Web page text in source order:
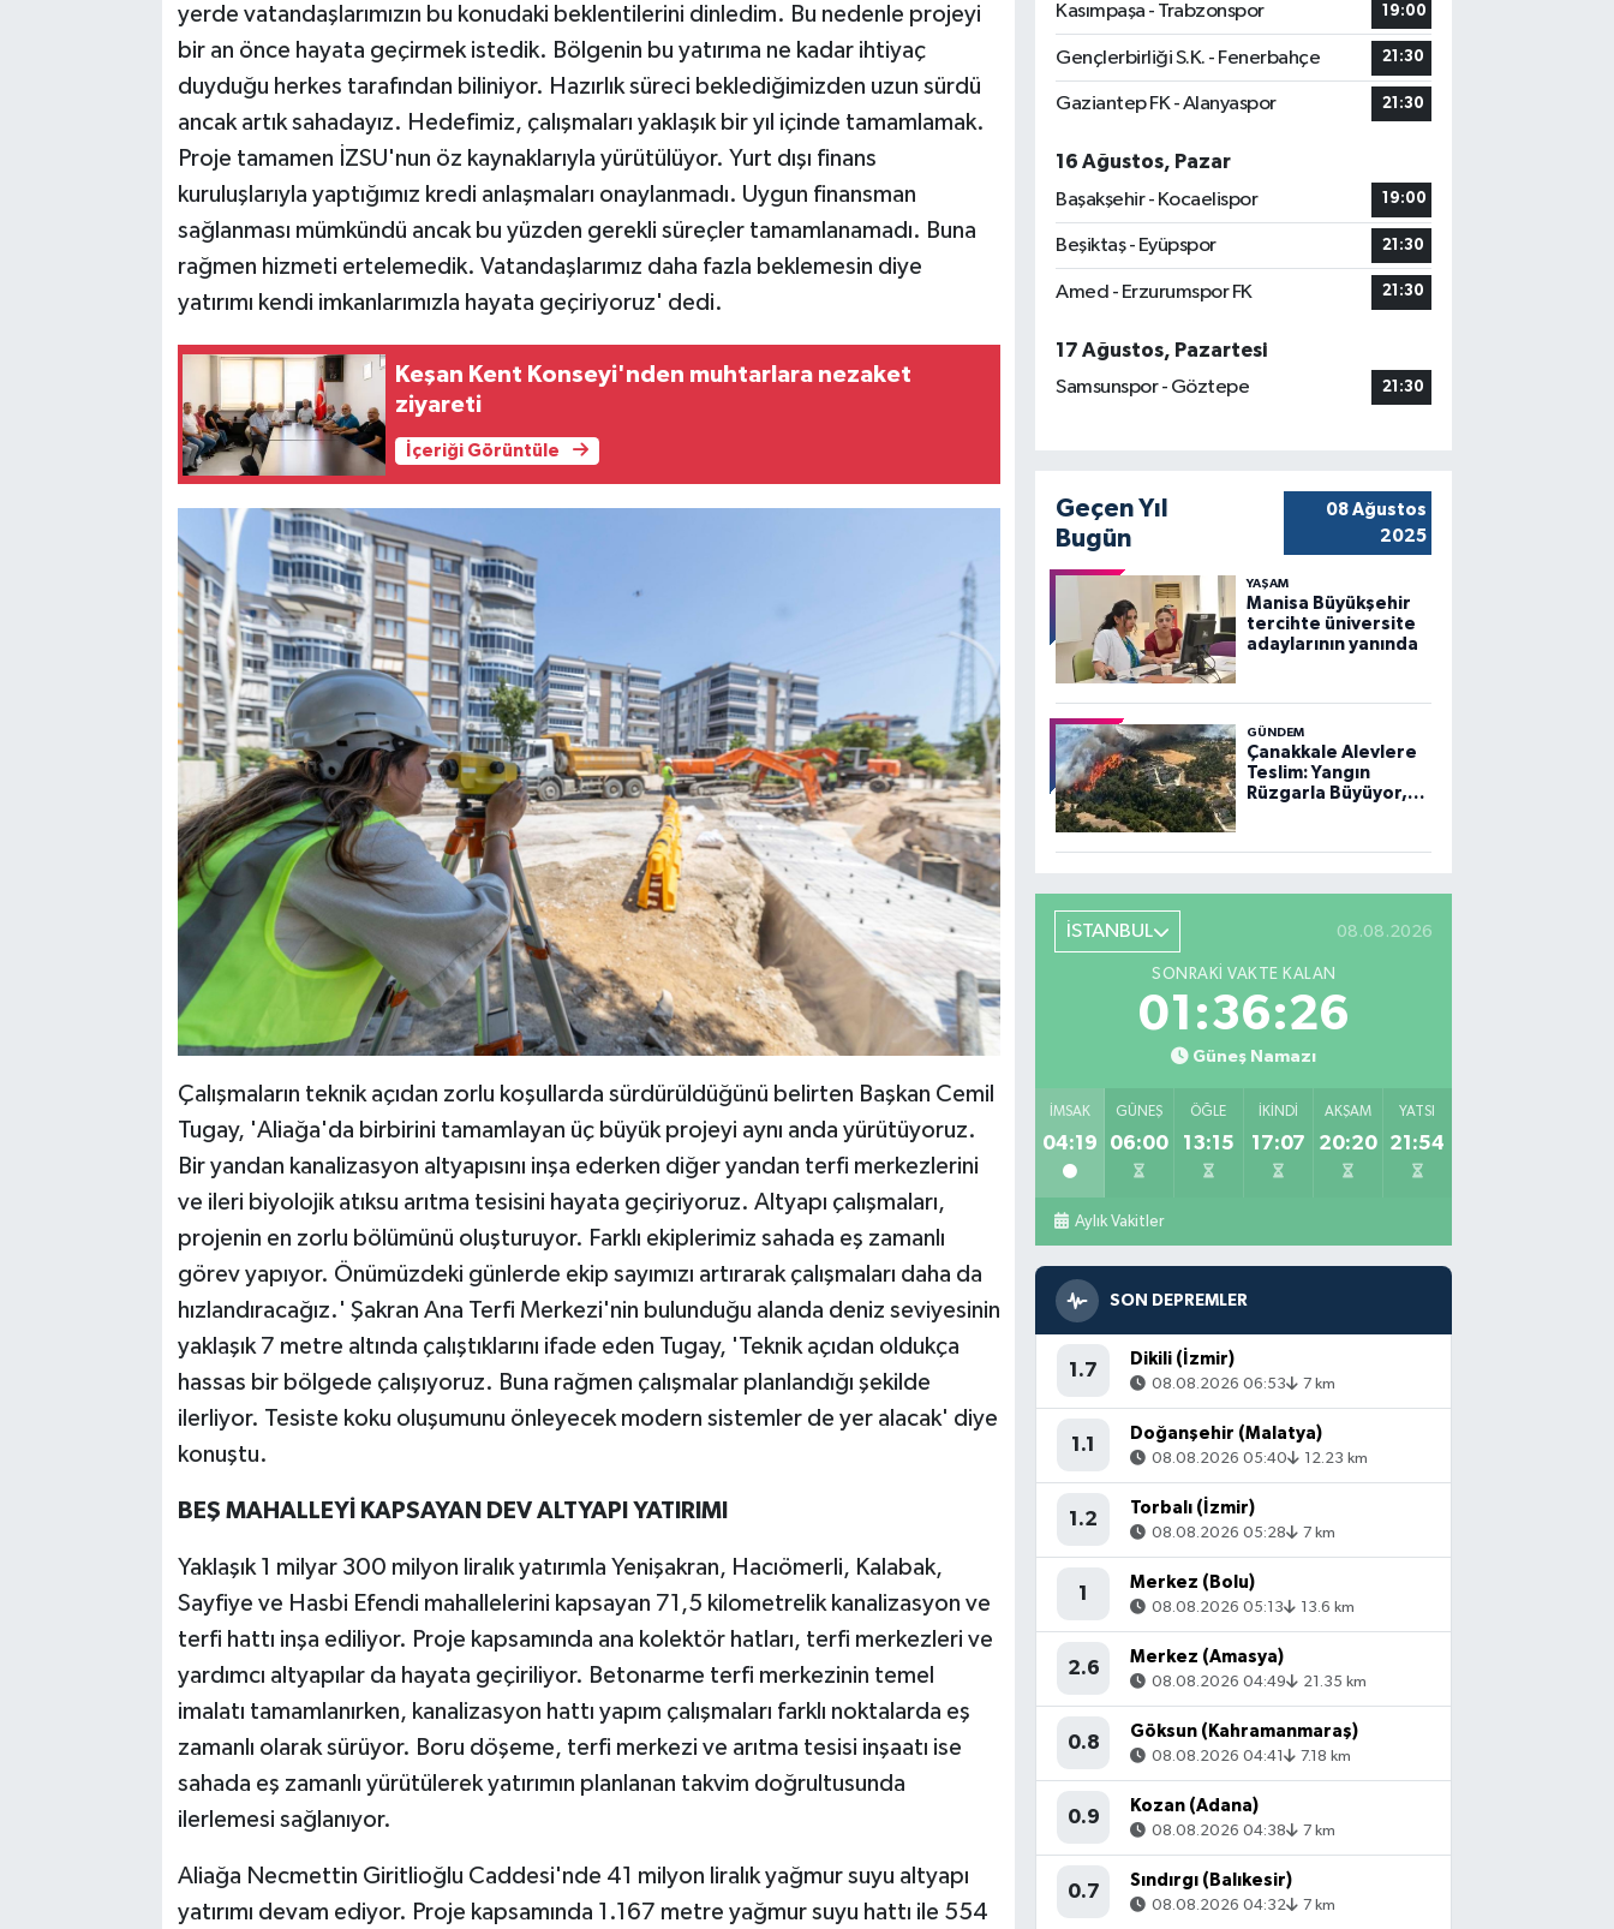
yerde vatandaşlarımızın bu konudaki beklentilerini dinledim. Bu nedenle projeyi
bir an önce hayata geçirmek istedik. Bölgenin bu yatırıma ne kadar ihtiyaç
duyduğu herkes tarafından biliniyor. Hazırlık süreci beklediğimizden uzun sürdü
ancak artık sahadayız. Hedefimiz, çalışmaları yaklaşık bir yıl içinde tamamlamak.
Proje tamamen İZSU'nun öz kaynaklarıyla yürütülüyor. Yurt dışı finans
kuruluşlarıyla yaptığımız kredi anlaşmaları onaylanmadı. Uygun finansman
sağlanması mümkündü ancak bu yüzden gerekli süreçler tamamlanamadı. Buna
rağmen hizmeti ertelemedik. Vatandaşlarımız daha fazla beklemesin diye
yatırımı kendi imkanlarımızla hayata geçiriyoruz' dedi.
Keşan Kent Konseyi'nden muhtarlara nezaket
ziyareti
İçeriği Görüntüle
Çalışmaların teknik açıdan zorlu koşullarda sürdürüldüğünü belirten Başkan Cemil
Tugay, 'Aliağa'da birbirini tamamlayan üç büyük projeyi aynı anda yürütüyoruz.
Bir yandan kanalizasyon altyapısını inşa ederken diğer yandan terfi merkezlerini
ve ileri biyolojik atıksu arıtma tesisini hayata geçiriyoruz. Altyapı çalışmaları,
projenin en zorlu bölümünü oluşturuyor. Farklı ekiplerimiz sahada eş zamanlı
görev yapıyor. Önümüzdeki günlerde ekip sayımızı artırarak çalışmaları daha da
hızlandıracağız.' Şakran Ana Terfi Merkezi'nin bulunduğu alanda deniz seviyesinin
yaklaşık 7 metre altında çalıştıklarını ifade eden Tugay, 'Teknik açıdan oldukça
hassas bir bölgede çalışıyoruz. Buna rağmen çalışmalar planlandığı şekilde
ilerliyor. Tesiste koku oluşumunu önleyecek modern sistemler de yer alacak' diye
konuştu.
BEŞ MAHALLEYİ KAPSAYAN DEV ALTYAPI YATIRIMI
Yaklaşık 1 milyar 300 milyon liralık yatırımla Yenişakran, Hacıömerli, Kalabak,
Sayfiye ve Hasbi Efendi mahallelerini kapsayan 71,5 kilometrelik kanalizasyon ve
terfi hattı inşa ediliyor. Proje kapsamında ana kolektör hatları, terfi merkezleri ve
yardımcı altyapılar da hayata geçiriliyor. Betonarme terfi merkezinin temel
imalatı tamamlanırken, kanalizasyon hattı yapım çalışmaları farklı noktalarda eş
zamanlı olarak sürüyor. Boru döşeme, terfi merkezi ve arıtma tesisi inşaatı ise
sahada eş zamanlı yürütülerek yatırımın planlanan takvim doğrultusunda
ilerlemesi sağlanıyor.
Aliağa Necmettin Giritlioğlu Caddesi'nde 41 milyon liralık yağmur suyu altyapı
yatırımı devam ediyor. Proje kapsamında 1.167 metre yağmur suyu hattı ile 554
Kasımpaşa - Trabzonspor 19:00
Gençlerbirliği S.K. - Fenerbahçe 21:30
Gaziantep FK - Alanyaspor 21:30
16 Ağustos, Pazar
Başakşehir - Kocaelispor
19:00
Beşiktaş - Eyüpspor 21:30
Amed - Erzurumspor FK 21:30
17 Ağustos, Pazartesi
Samsunspor - Göztepe
21:30
Geçen Yıl
Bugün
08 Ağustos
2025
YAŞAM
Manisa Büyükşehir
tercihte üniversite
adaylarının yanında
GÜNDEM
Çanakkale Alevlere
Teslim: Yangın
Rüzgarla Büyüyor,
İSTANBUL 08.08.2026
SONRAKI VAKTE KALAN
01:36:25
Güneş Namazı
İMSAK
04:19
GÜNEŞ
06:00
ÖĞLE
13:15
İKINDI
17:07
AKŞAM
20:20
YATSI
21:54
Aylık Vakitler
SON DEPREMLER
1.7
Dikili (İzmir)
08.08.2026 06:53 7 km
1.1
Doğanşehir (Malatya)
08.08.2026 05:40 12.23 km
1.2
Torbalı (İzmir)
08.08.2026 05:28 7 km
1
Merkez (Bolu)
08.08.2026 05:13 13.6 km
2.6
Merkez (Amasya)
08.08.2026 04:49 21.35 km
0.8
Göksun (Kahramanmaraş)
08.08.2026 04:41 7.18 km
0.9
Kozan (Adana)
08.08.2026 04:38 7 km
0.7
Sındırgı (Balıkesir)
08.08.2026 04:32 7 km